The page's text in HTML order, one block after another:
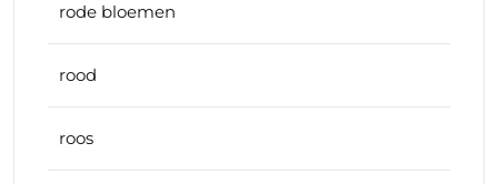
rode bloemen
rood
roos